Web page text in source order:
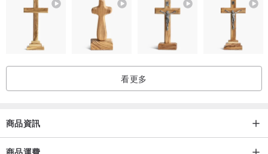
看更多
商品資訊
商品運費